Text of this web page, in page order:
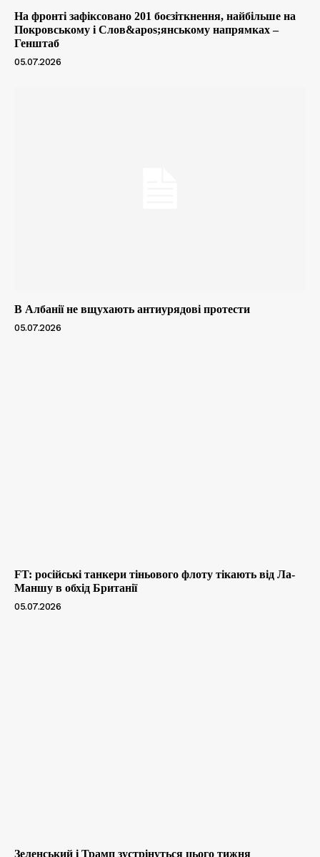
На фронті зафіксовано 201 боєзіткнення, найбільше на
Покровському і Слов&apos;янському напрямках –
Генштаб
05.07.2026
В Албанії не вщухають антиурядові протести
05.07.2026
FT: російські танкери тіньового флоту тікають від Ла-
Маншу в обхід Британії
05.07.2026
Зеленський і Трамп зустрінуться цього тижня